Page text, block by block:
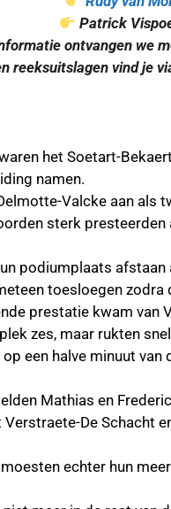
Patrick
ontvangen we
reeksuitslagen vind je
het Soetart-
namen.
Valcke aan als
sterk
podiumplaats afstaan
toesloegen zodra
prestatie kwam van
zes, maar rukten
een halve minuut van
Mathias en
De Schacht
echter hun